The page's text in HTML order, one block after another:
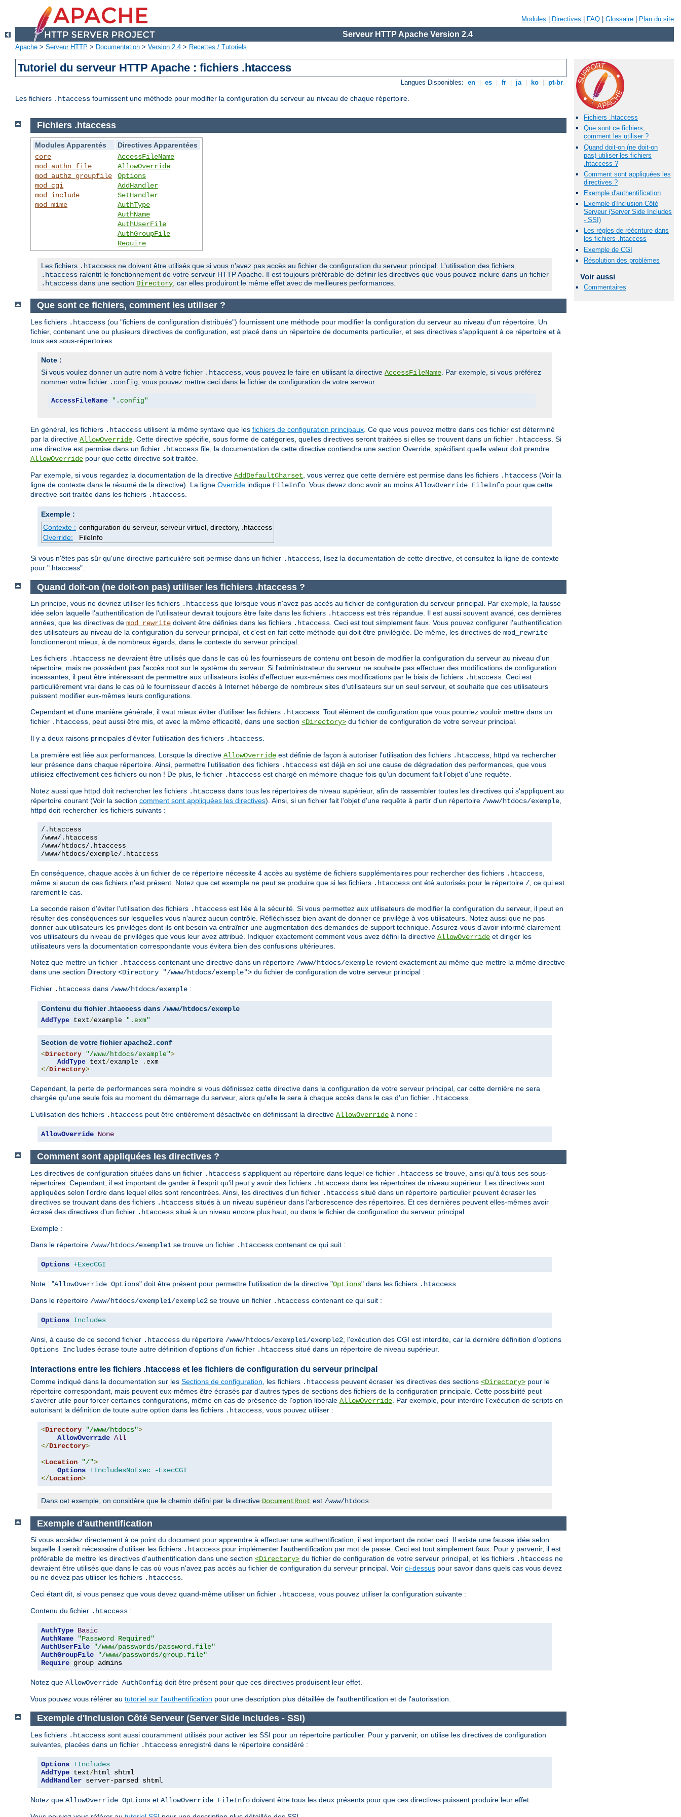
Modules Directives FAQ Glossaire Plan du site
Serveur HTTP Apache Version 2.4
Apache > Serveur HTTP > Documentation > Version 2.4 > Recettes / Tutoriels
Tutoriel du serveur HTTP Apache : fichiers .htaccess
Langues Disponibles: en es fr ja ko pt-br
Les fichiers .htaccess fournissent une méthode pour modifier la configuration du serveur au niveau de chaque répertoire.
Fichiers .htaccess
Que sont ce fichiers,
comment les utiliser ?
Quand doit-on (ne doit-on
pas) utiliser les fichiers
.htaccess ?
Comment sont appliquées les
directives ?
Exemple d'authentification
Exemple d'Inclusion Côté
Serveur (Server Side Includes
- SSI)
Les règles de réécriture dans
les fichiers .htaccess
Exemple de CGI
Résolution des problèmes
Voir aussi
Commentaires
Fichiers .htaccess
Modules Apparentés
Directives Apparentées
core
mod_authn_file
mod_authz_groupfile
mod_cgi
mod_include
mod_mime
AccessFileName
AllowOverride
Options
AddHandler
SetHandler
AuthType
AuthName
AuthUserFile
AuthGroupFile
Require
Les fichiers .htaccess ne doivent être utilisés que si vous n'avez pas accès au fichier de configuration du serveur principal. L'utilisation des fichiers
.htaccess ralentit le fonctionnement de votre serveur HTTP Apache. Il est toujours préférable de définir les directives que vous pouvez inclure dans un fichier
.htaccess dans une section Directory , car elles produiront le même effet avec de meilleures performances.
Que sont ce fichiers, comment les utiliser ?
Les fichiers .htaccess (ou "fichiers de configuration distribués") fournissent une méthode pour modifier la configuration du serveur au niveau d'un répertoire. Un
fichier, contenant une ou plusieurs directives de configuration, est placé dans un répertoire de documents particulier, et ses directives s'appliquent à ce répertoire et à
tous ses sous-répertoires.
Note :
Si vous voulez donner un autre nom à votre fichier .htaccess , vous pouvez le faire en utilisant la directive AccessFileName . Par exemple, si vous préférez
nommer votre fichier .config , vous pouvez mettre ceci dans le fichier de configuration de votre serveur :
AccessFileName ".config"
En général, les fichiers .htaccess utilisent la même syntaxe que les fichiers de configuration principaux . Ce que vous pouvez mettre dans ces fichier est déterminé
par la directive AllowOverride . Cette directive spécifie, sous forme de catégories, quelles directives seront traitées si elles se trouvent dans un fichier .htaccess . Si
une directive est permise dans un fichier .htaccess file, la documentation de cette directive contiendra une section Override, spécifiant quelle valeur doit prendre
AllowOverride pour que cette directive soit traitée.
Par exemple, si vous regardez la documentation de la directive AddDefaultCharset , vous verrez que cette dernière est permise dans les fichiers .htaccess (Voir la
ligne de contexte dans le résumé de la directive). La ligne Override indique FileInfo . Vous devez donc avoir au moins AllowOverride FileInfo pour que cette
directive soit traitée dans les fichiers .htaccess
Exemple :
Contexte : configuration du serveur, serveur virtuel, directory, .htaccess
Override:
FileInfo
Si vous n'êtes pas sûr qu'une directive particulière soit permise dans un fichier .htaccess , lisez la documentation de cette directive, et consultez la ligne de contexte
pour ".htaccess".
Quand doit-on (ne doit-on pas) utiliser les fichiers .htaccess ?
En principe, vous ne devriez utiliser les fichiers .htaccess que lorsque vous n'avez pas accès au fichier de configuration du serveur principal. Par exemple, la fausse
idée selon laquelle l'authentification de l'utilisateur devrait toujours être faite dans les fichiers .htaccess est très répandue. Il est aussi souvent avancé, ces dernières
années, que les directives de mod_rewrite doivent être définies dans les fichiers .htaccess. Ceci est tout simplement faux. Vous pouvez configurer l'authentification
des utilisateurs au niveau de la configuration du serveur principal, et c'est en fait cette méthode qui doit être privilégiée. De même, les directives de mod_rewrite
fonctionneront mieux, à de nombreux égards, dans le contexte du serveur principal.
Les fichiers .htaccess ne devraient être utilisés que dans le cas où les fournisseurs de contenu ont besoin de modifier la configuration du serveur au niveau d'un
répertoire, mais ne possèdent pas l'accès root sur le système du serveur. Si l'administrateur du serveur ne souhaite pas effectuer des modifications de configuration
incessantes, il peut être intéressant de permettre aux utilisateurs isolés d'effectuer eux-mêmes ces modifications par le biais de fichiers .htaccess. Ceci est
particulièrement vrai dans le cas où le fournisseur d'accès à Internet héberge de nombreux sites d'utilisateurs sur un seul serveur, et souhaite que ces utilisateurs
puissent modifier eux-mêmes leurs configurations.
Cependant et d'une manière générale, il vaut mieux éviter d'utiliser les fichiers .htaccess. Tout élément de configuration que vous pourriez vouloir mettre dans un
fichier .htaccess, peut aussi être mis, et avec la même efficacité, dans une section <Directory> du fichier de configuration de votre serveur principal.
Il y a deux raisons principales d'éviter l'utilisation des fichiers .htaccess.
La première est liée aux performances. Lorsque la directive AllowOverride est définie de façon à autoriser l'utilisation des fichiers .htaccess, httpd va rechercher
leur présence dans chaque répertoire. Ainsi, permettre l'utilisation des fichiers .htaccess est déjà en soi une cause de dégradation des performances, que vous
utilisiez effectivement ces fichiers ou non ! De plus, le fichier .htaccess est chargé en mémoire chaque fois qu'un document fait l'objet d'une requête.
Notez aussi que httpd doit rechercher les fichiers .htaccess dans tous les répertoires de niveau supérieur, afin de rassembler toutes les directives qui s'appliquent au
répertoire courant (Voir la section comment sont appliquées les directives). Ainsi, si un fichier fait l'objet d'une requête à partir d'un répertoire /www/htdocs/exemple,
httpd doit rechercher les fichiers suivants :
/.htaccess
/www/.htaccess
/www/htdocs/.htaccess
/www/htdocs/exemple/.htaccess
En conséquence, chaque accès à un fichier de ce répertoire nécessite 4 accès au système de fichiers supplémentaires pour rechercher des fichiers .htaccess,
même si aucun de ces fichiers n'est présent. Notez que cet exemple ne peut se produire que si les fichiers .htaccess ont été autorisés pour le répertoire /, ce qui est
rarement le cas.
La seconde raison d'éviter l'utilisation des fichiers .htaccess est liée à la sécurité. Si vous permettez aux utilisateurs de modifier la configuration du serveur, il peut en
résulter des conséquences sur lesquelles vous n'aurez aucun contrôle. Réfléchissez bien avant de donner ce privilège à vos utilisateurs. Notez aussi que ne pas
donner aux utilisateurs les privilèges dont ils ont besoin va entraîner une augmentation des demandes de support technique. Assurez-vous d'avoir informé clairement
vos utilisateurs du niveau de privilèges que vous leur avez attribué. Indiquer exactement comment vous avez défini la directive AllowOverride et diriger les
utilisateurs vers la documentation correspondante vous évitera bien des confusions ultérieures.
Notez que mettre un fichier .htaccess contenant une directive dans un répertoire /www/htdocs/exemple revient exactement au même que mettre la même directive
dans une section Directory <Directory "/www/htdocs/exemple"> du fichier de configuration de votre serveur principal :
Fichier .htaccess dans /www/htdocs/exemple :
Contenu du fichier .htaccess dans /www/htdocs/exemple
AddType text/example ".exm"
Section de votre fichierapache2.conf
<Directory "/www/htdocs/example">
AddType text/example .
</Directory>
Cependant, la perte de performances sera moindre si vous définissez cette directive dans la configuration de votre serveur principal, car cette dernière ne sera
chargée qu'une seule fois au moment du démarrage du serveur, alors qu'elle le sera à chaque accès dans le cas d'un fichier .htaccess.
L'utilisation des fichiers .htaccess peut être entièrement désactivée en définissant la directive AllowOverride à none :
AllowOverride None
Comment sont appliquées les directives ?
Les directives de configuration situées dans un fichier .htaccess s'appliquent au répertoire dans lequel ce fichier .htaccess se trouve, ainsi qu'à tous ses sous-
répertoires. Cependant, il est important de garder à l'esprit qu'il peut y avoir des fichiers .htaccess dans les répertoires de niveau supérieur. Les directives sont
appliquées selon l'ordre dans lequel elles sont rencontrées. Ainsi, les directives d'un fichier .htaccess situé dans un répertoire particulier peuvent écraser les
directives se trouvant dans des fichiers .htaccess situés à un niveau supérieur dans l'arborescence des répertoires. Et ces dernières peuvent elles-mêmes avoir
écrasé des directives d'un fichier .htaccess situé à un niveau encore plus haut, ou dans le fichier de configuration du serveur principal.
Exemple :
Dans le répertoire /www/htdocs/exemple1 se trouve un fichier .htaccess contenant ce qui suit :
Options +ExecCGI
Note : "AllowOverride Options" doit être présent pour permettre l'utilisation de la directive "Options" dans les fichiers .htaccess
Dans le répertoire /www/htdocs/exemple1/exemple2 se trouve un fichier .htaccess contenant ce qui suit :
Options Includes
Ainsi, à cause de ce second fichier .htaccess du répertoire /www/htdocs/exemple1/exemple2 , l'exécution des CGI est interdite, car la dernière définition d'options
Options Includes écrase toute autre définition d'options d'un fichier .htaccess situé dans un répertoire de niveau supérieur.
Interactions entre les fichiers .htaccess et les fichiers de configuration du serveur principal
Comme indiqué dans la documentation sur les Sections de configuration , les fichiers .htaccess peuvent écraser les directives des sections <Directory> pour le
répertoire correspondant, mais peuvent eux-mêmes être écrasés par d'autres types de sections des fichiers de la configuration principale. Cette possibilité peut
s'avérer utile pour forcer certaines configurations, même en cas de présence de l'option libérale AllowOverride . Par exemple, pour interdire l'exécution de scripts en
autorisant la définition de toute autre option dans les fichiers .htaccess , vous pouvez utiliser :
<Directory "/www/htdocs">
AllowOverride All
</Directory>
<Location "/">
Options +IncludesNoExec
-ExecCGI
</Location>
Dans cet exemple, on considère que le chemin défini par la directive DocumentRoot est /www/htdocs
Exemple d'authentification
Si vous accédez directement à ce point du document pour apprendre à effectuer une authentification, il est important de noter ceci. Il existe une fausse idée selon
laquelle il serait nécessaire d'utiliser les fichiers .htaccess pour implémenter l'authentification par mot de passe. Ceci est tout simplement faux. Pour y parvenir, il est
préférable de mettre les directives d'authentification dans une section <Directory> du fichier de configuration de votre serveur principal, et les fichiers .htaccess ne
devraient être utilisés que dans le cas où vous n'avez pas accès au fichier de configuration du serveur principal. Voir ci-dessus pour savoir dans quels cas vous devez
ou ne devez pas utiliser les fichiers .htaccess.
Ceci étant dit, si vous pensez que vous devez quand-même utiliser un fichier .htaccess, vous pouvez utiliser la configuration suivante :
Contenu du fichier .htaccess :
AuthType Basic
AuthName
"Password Required"
AuthUserFile
"/www/passwords/password.file"
AuthGroupFile
"/www/passwords/group.file"
Require group admins
Notez que AllowOverride AuthConfig doit être présent pour que ces directives produisent leur effet.
Vous pouvez vous référer au tutoriel sur l'authentification pour une description plus détaillée de l'authentification et de l'autorisation.
Exemple d'Inclusion Côté Serveur (Server Side Includes - SSI)
Les fichiers .htaccess sont aussi couramment utilisés pour activer les SSI pour un répertoire particulier. Pour y parvenir, on utilise les directives de configuration
suivantes, placées dans un fichier .htaccess enregistré dans le répertoire considéré :
Options +Includes
AddType text/
AddHandler server-parsed shtml
Notez que AllowOverride Options et AllowOverride FileInfo doivent être tous les deux présents pour que ces directives puissent produire leur effet.